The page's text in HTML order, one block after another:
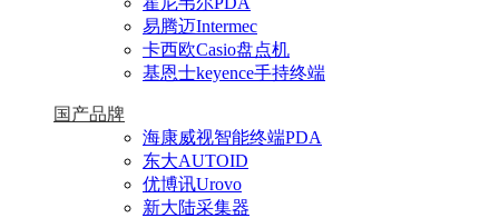
易腾迈Intermec
卡西欧Casio盘点机
基恩士keyence手持终端
国产品牌
海康威视智能终端PDA
东大AUTOID
优博讯Urovo
新大陆采集器